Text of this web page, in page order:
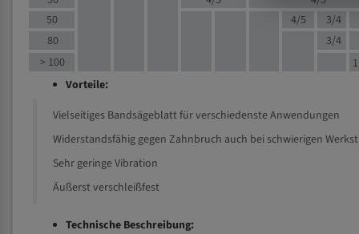
50
4/5 3/4
80
3/4
> 100
Vorteile:
Vielseitiges Bandsägeblatt für verschiedenste Anwendungen
Widerstandsfähig gegen Zahnbruch auch bei schwierigen
Sehr geringe Vibration
Äußerst verschleißfest
Technische Beschreibung: